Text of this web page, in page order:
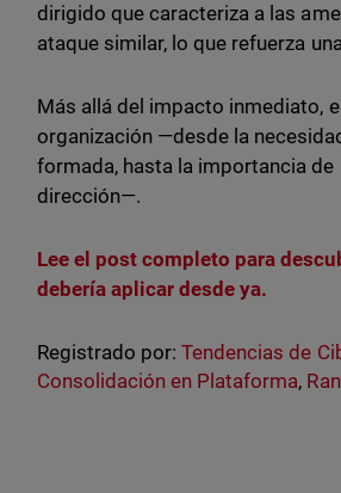
dirigido que caracteriza a las
ataque similar, lo que refuerza
Más allá del impacto inmediato,
organización —desde la
formada, hasta la importancia
dirección—.
Lee el post completo para
debería aplicar desde ya.
Registrado por: Tendencias de
Consolidación en Plataforma,